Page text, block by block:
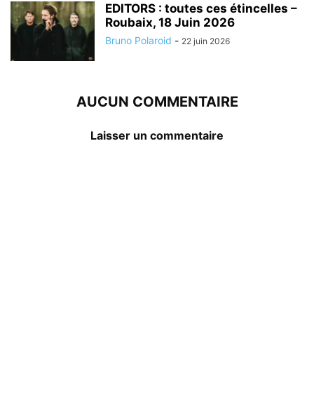
EDITORS : toutes ces étincelles –
Roubaix, 18 Juin 2026
Bruno Polaroid - 22 juin 2026
AUCUN COMMENTAIRE
Laisser un commentaire